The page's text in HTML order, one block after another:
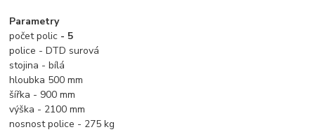
Parametry
počet polic - 5
police - DTD surová
stojina - bílá
hloubka 500 mm
šířka - 900 mm
výška - 2100 mm
nosnost police - 275 kg